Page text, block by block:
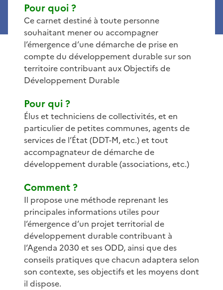
Pour quoi ?
Ce carnet destiné à toute personne
souhaitant mener ou accompagner
l’émergence d’une démarche de prise en
compte du développement durable sur son
territoire contribuant aux Objectifs de
Développement Durable
Pour qui ?
Élus et techniciens de collectivités, et en
particulier de petites communes, agents de
services de l’État (DDT-M, etc.) et tout
accompagnateur de démarche de
développement durable (associations, etc.)
Comment ?
Il propose une méthode reprenant les
principales informations utiles pour
l’émergence d’un projet territorial de
développement durable contribuant à
l’Agenda 2030 et ses ODD, ainsi que des
conseils pratiques que chacun adaptera selon
son contexte, ses objectifs et les moyens dont
il dispose.